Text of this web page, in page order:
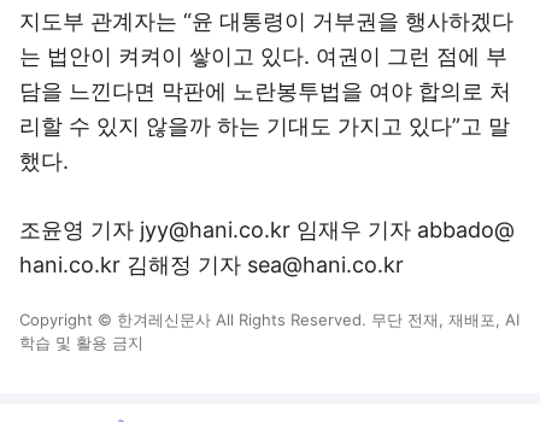
지도부 관계자는 “윤 대통령이 거부권을 행사하겠다
는 법안이 켜켜이 쌓이고 있다. 여권이 그런 점에 부
담을 느낀다면 막판에 노란봉투법을 여야 합의로 처
리할 수 있지 않을까 하는 기대도 가지고 있다”고 말
했다.
조윤영 기자 jyy@hani.co.kr 임재우 기자 abbado@
hani.co.kr 김해정 기자 sea@hani.co.kr
Copyright © 한겨레신문사 All Rights Reserved. 무단 전재, 재배포, AI
학습 및 활용 금지